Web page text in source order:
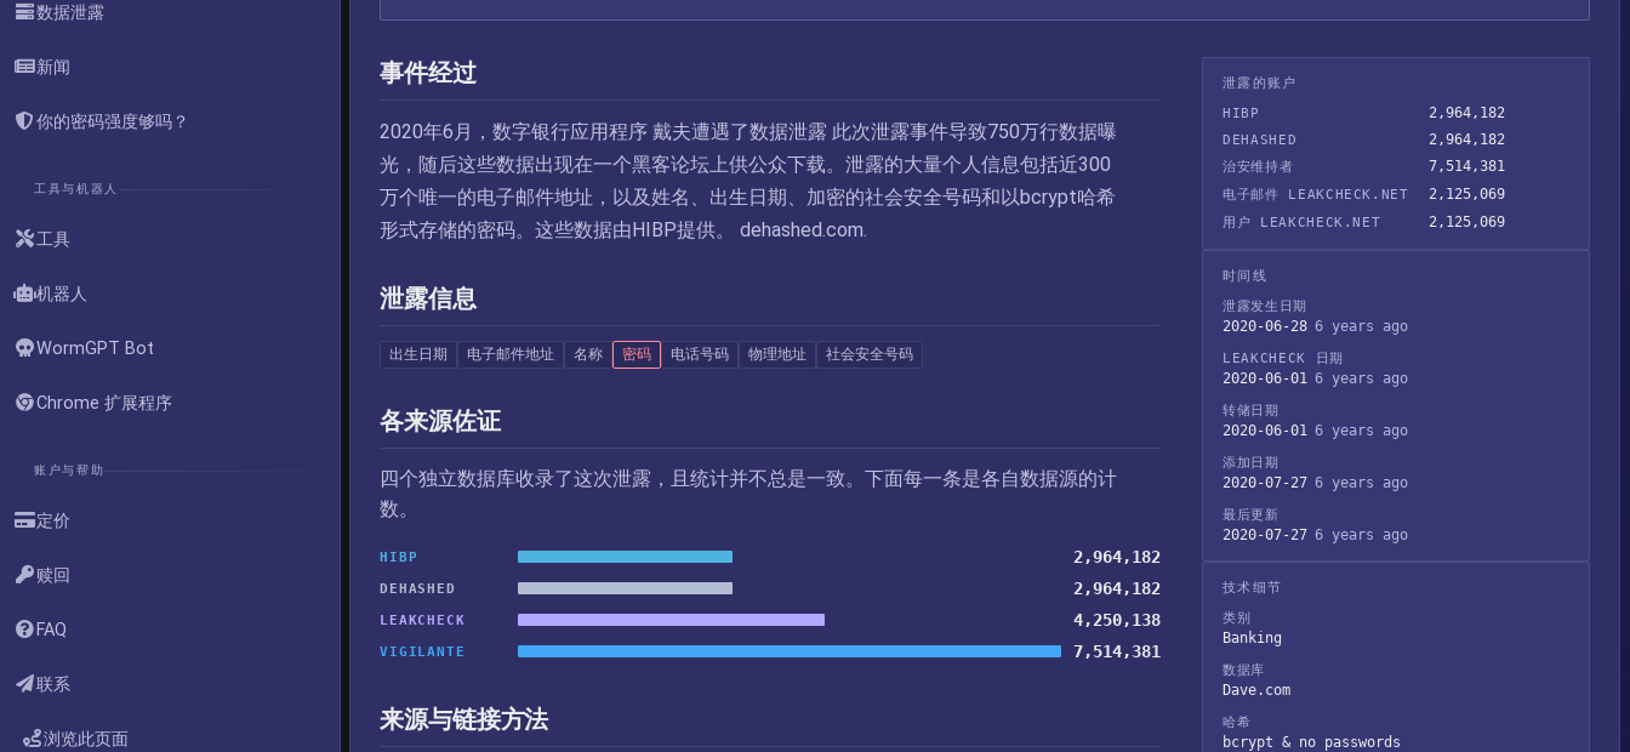
数据泄露
新闻
你的密码强度够吗？
工具与机器人
工具
机器人
WormGPT Bot
Chrome 扩展程序
账户与帮助
定价
赎回
FAQ
联系
浏览此页面
事件经过
2020年6月，数字银行应用程序 戴夫遭遇了数据泄露 此次泄露事件导致750万行数据曝
光，随后这些数据出现在一个黑客论坛上供公众下载。泄露的大量个人信息包括近300
万个唯一的电子邮件地址，以及姓名、出生日期、加密的社会安全号码和以bcrypt哈希
形式存储的密码。这些数据由HIBP提供。 dehashed.com.
泄露信息
出生日期 电子邮件地址 名称 密码 电话号码 物理地址 社会安全号码
各来源佐证
四个独立数据库收录了这次泄露，且统计并不总是一致。下面每一条是各自数据源的计
数。
HIBP 2,964,182
DEHASHED 2,964,182
LEAKCHECK 4,250,138
VIGILANTE 7,514,381
来源与链接方法
泄露的账户
HIBP
2,964,182
DEHASHED 2,964,182
治安维持者 7,514,381
电子邮件 LEAKCHECK.NET 2,125,069
用户 LEAKCHECK.NET 2,125,069
时间线
泄露发生日期
2020-06-28 6 years ago
LEAKCHECK 日期
2020-06-01 6 years ago
转储日期
2020-06-01 6 years ago
添加日期
2020-07-27 6 years ago
最后更新
2020-07-27 6 years ago
技术细节
类别
Banking
数据库
Dave.com
哈希
bcrypt & no passwords